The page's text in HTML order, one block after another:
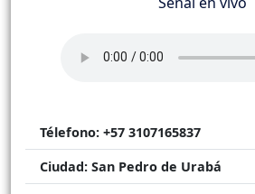
Télefono: +57 3107165837
Ciudad: San Pedro de Urabá